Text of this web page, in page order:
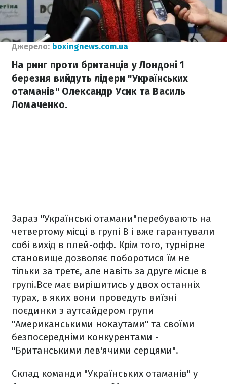
Джерело: boxingnews.com.ua
На ринг проти британців у Лондоні 1
березня вийдуть лідери "Українських
отаманів" Олександр Усик та Василь
Ломаченко.
Зараз "Українські отамани"перебувають на
четвертому місці в групі В і вже гарантували
собі вихід в плей-офф. Крім того, турнірне
становище дозволяє поборотися їм не
тільки за третє, але навіть за друге місце в
групі.Все має вирішитись у двох останніх
турах, в яких вони проведуть виїзні
поєдинки з аутсайдером групи
"Американськими нокаутами" та своїми
безпосередніми конкурентами -
"Британськими лев'ячими серцями".
Склад команди "Українських отаманів" у